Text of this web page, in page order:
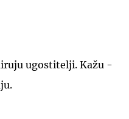
ugostitelji. Kažu -